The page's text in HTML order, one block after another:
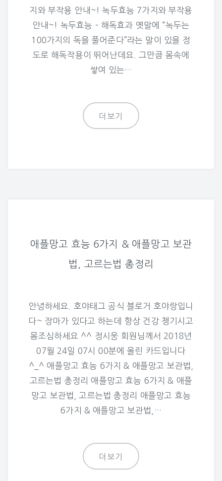
지와 부작용 안내~! 녹두효능 7가지와 부작용
안내~! 녹두효능 – 해독효과 옛말에 “녹두는
100가지의 독을 풀어준다”라는 말이 있을 정
도로 해독작용이 뛰어난데요. 그만큼 몸속에
쌓여 있는…
더보기
애플망고 효능 6가지 & 애플망고 보관
법, 고르는법 총정리
안녕하세요. 호야태그 공식 블로거 호야랑입니
다~ 장마가 있다고 하는데 항상 건강 챙기시고
몸조심하세요 ^^ 정시웅 회원님께서 2018년
07월 24일 07시 00분에 올린 카드입니다
^_^ 애플망고 효능 6가지 & 애플망고 보관법,
고르는법 총정리 애플망고 효능 6가지 & 애플
망고 보관법, 고르는법 총정리 애플망고 효능
6가지 & 애플망고 보관법,…
더보기